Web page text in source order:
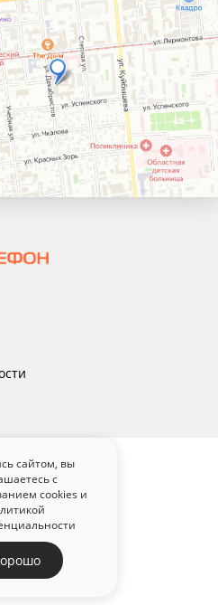
сайтом, вы
с
cookies и